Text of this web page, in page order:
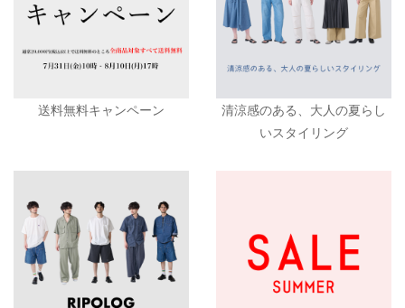
送料無料キャンペーン
清涼感のある、大人の夏らし
いスタイリング